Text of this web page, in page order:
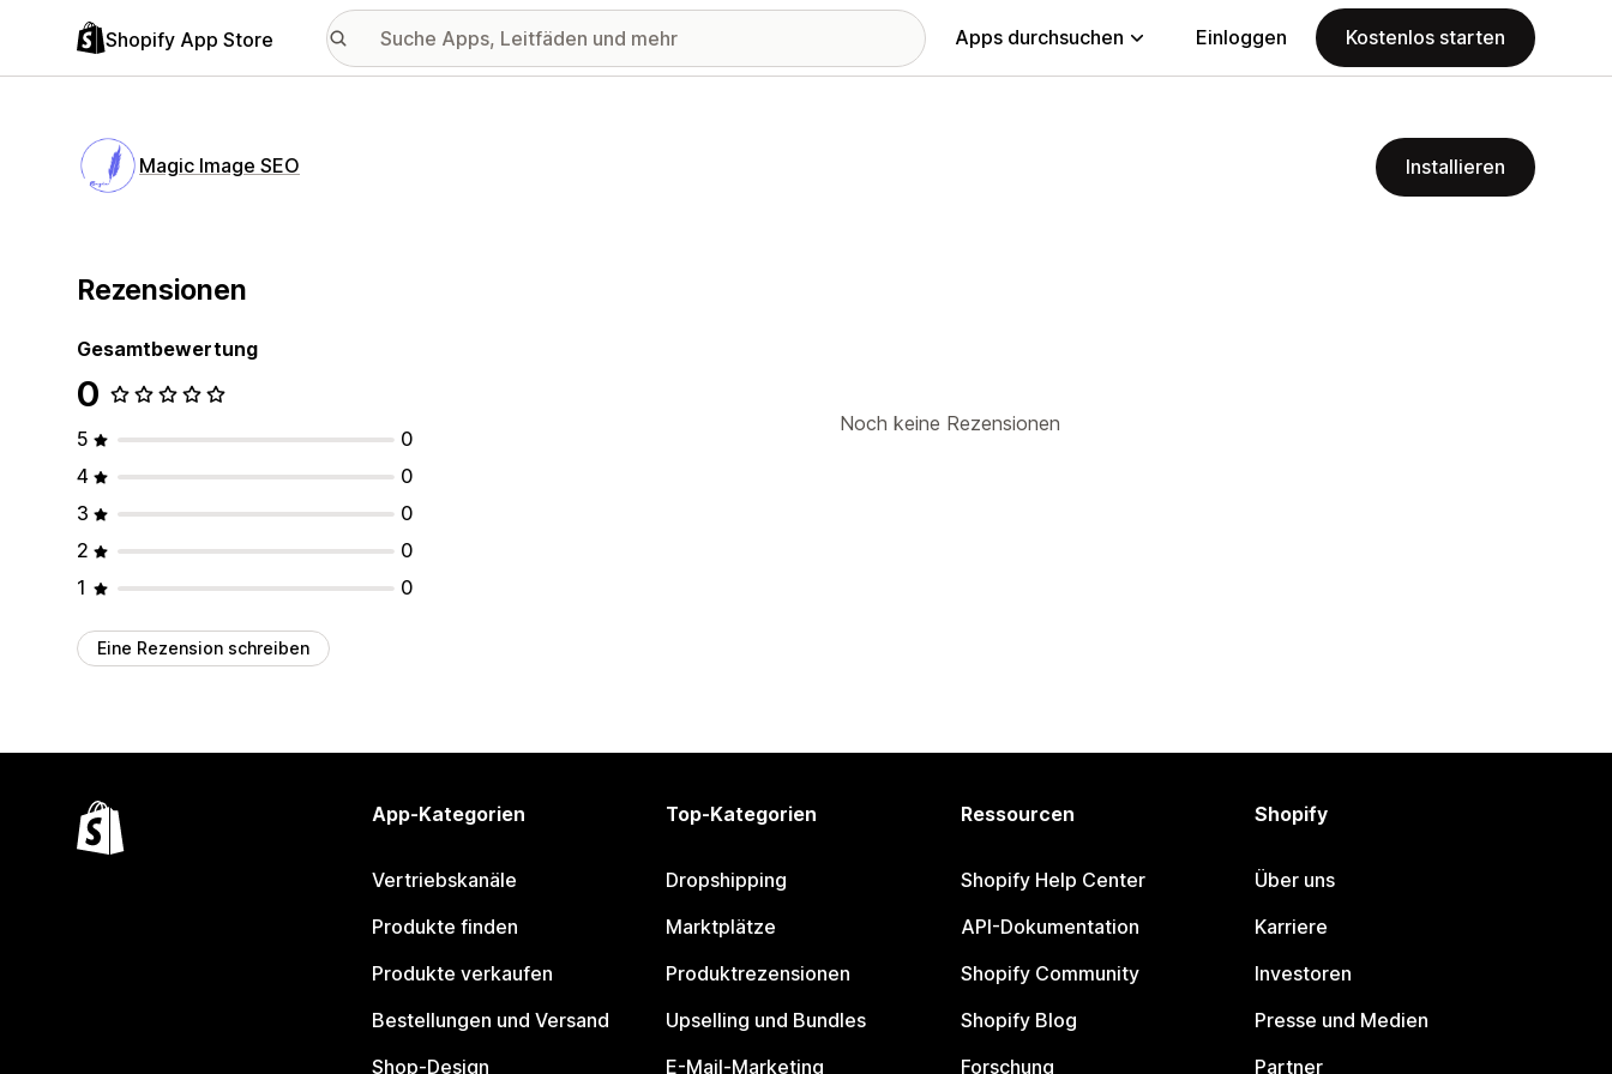
Shopify App Store Apps durchsuchen Einloggen Kostenlos starten
Magic Image SEO Installieren
Rezensionen
Gesamtbewertung
0
5
0
4
0
3
0
2
0
1
0
Eine Rezension schreiben
Noch keine Rezensionen
App-Kategorien
Vertriebskanäle
Produkte finden
Produkte verkaufen
Bestellungen und Versand
Shop-Design
Top-Kategorien
Dropshipping
Marktplätze
Produktrezensionen
Upselling und Bundles
E-Mail-Marketing
Ressourcen
Shopify Help Center
API-Dokumentation
Shopify Community
Shopify Blog
Forschung
Shopify
Über uns
Karriere
Investoren
Presse und Medien
Partner